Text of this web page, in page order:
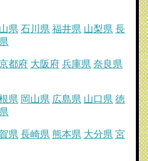
県 石川県 福井県 山梨県 長
都府 大阪府 兵庫県 奈良県
県 岡山県 広島県 山口県 徳
県 長崎県 熊本県 大分県 宮